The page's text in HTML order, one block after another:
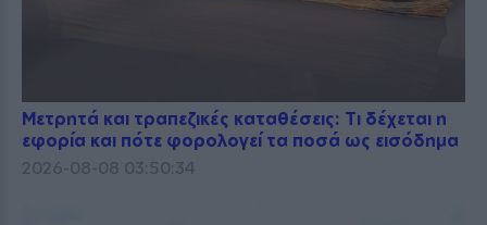
Μετρητά και τραπεζικές καταθέσεις: Τι δέχεται η
εφορία και πότε φορολογεί τα ποσά ως εισόδημα
2026-08-08 03:50:34